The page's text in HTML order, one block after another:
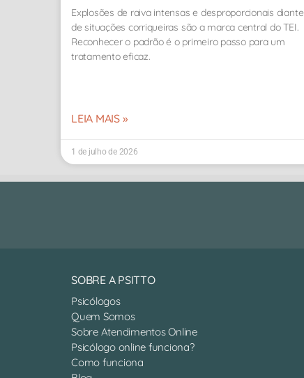
Explosões de raiva intensas e desproporcionais diante
de situações corriqueiras são a marca central do TEI.
Reconhecer o padrão é o primeiro passo para um
tratamento eficaz.
LEIA MAIS »
1 de julho de 2026
SOBRE A PSITTO
Psicólogos
Quem Somos
Sobre Atendimentos Online
Psicólogo online funciona?
Como funciona